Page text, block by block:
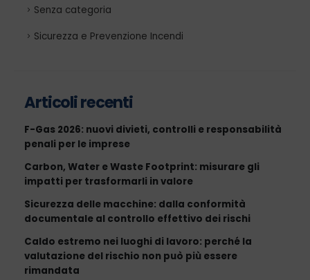
Senza categoria
Sicurezza e Prevenzione Incendi
Articoli recenti
F-Gas 2026: nuovi divieti, controlli e responsabilità
penali per le imprese
Carbon, Water e Waste Footprint: misurare gli
impatti per trasformarli in valore
Sicurezza delle macchine: dalla conformità
documentale al controllo effettivo dei rischi
Caldo estremo nei luoghi di lavoro: perché la
valutazione del rischio non può più essere
rimandata